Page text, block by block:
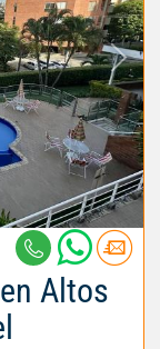
Altos